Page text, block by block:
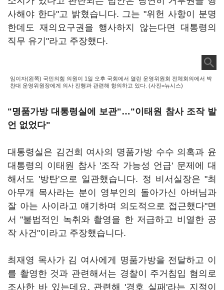
사해야 한다"고 밝혔습니다. 그는 "위헌 사항이 분명
한데도 재의요구권을 행사하지 않는다면 대통령의
직무 유기"라고 주장했다.
임이자(왼쪽) 국민의힘 의원이 1일 오후 국회에서 열린 운영위원회 전체회의에서 박
찬대 운영위원장에게 의사 진행과 관련해 항의하고 있다. (사진=뉴시스)
"명품가방 대통령실에 보관"…"이태원 참사 조작 발
언 없었다"
대통령실은 김건희 여사의 명품가방 수수 의혹과 윤
대통령의 이태원 참사 '조작 가능성 언급' 문제에 대
해서도 '방탄'으로 일관했습니다. 정 비서실장은 "최
아무개 목사라는 분이 영부인의 돌아가신 아버님과
잘 아는 사이라고 얘기하며 의도적으로 접근했다"면
서 "불법적인 녹취와 촬영을 한 저급하고 비열한 공
작 사건"이라고 주장했습니다.
최재영 목사가 김 여사에게 명품가방을 전달하고 이
를 촬영한 것과 관련해서는 경찰이 주거침입 혐의로
조사한 바 있는데요. 관련해 '경호 실패'라는 지적이